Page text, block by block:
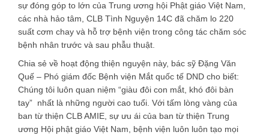
sự đóng góp to lớn của Trung ương hội Phật giáo Việt Nam,
các nhà hảo tâm, CLB Tình Nguyện 14C đã chăm lo 220
suất cơm chay và hỗ trợ bệnh viện trong công tác chăm sóc
bệnh nhân trước và sau phẫu thuật.
Chia sẻ về hoạt động thiện nguyện này, bác sỹ Đặng Văn
Quế – Phó giám đốc Bệnh viện Mắt quốc tế DND cho biết:
Chúng tôi luôn quan niệm “giàu đôi con mắt, khó đôi bàn
tay” nhất là những người cao tuổi. Với tấm lòng vàng của
ban từ thiện CLB AMIE, sự ưu ái của ban từ thiện Trung
ương Hội phật giáo Việt Nam, bệnh viện luôn luôn tạo mọi